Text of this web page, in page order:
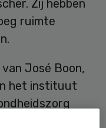
Zij hebben
ruimte
José Boon,
het instituut